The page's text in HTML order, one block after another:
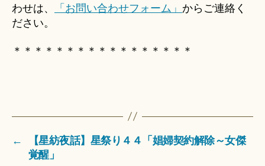
わせは、
「お問い合わせフォーム」 からご連絡く
ださい。
＊＊＊＊＊＊＊＊＊＊＊＊＊＊＊＊＊
←
【星紡夜話】星祭り４４「娼婦契約解除～女傑
覚醒」